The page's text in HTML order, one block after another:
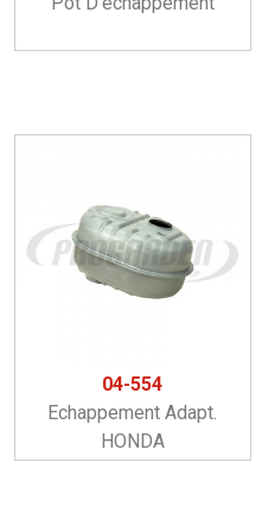
04-554
Echappement Adapt.
HONDA